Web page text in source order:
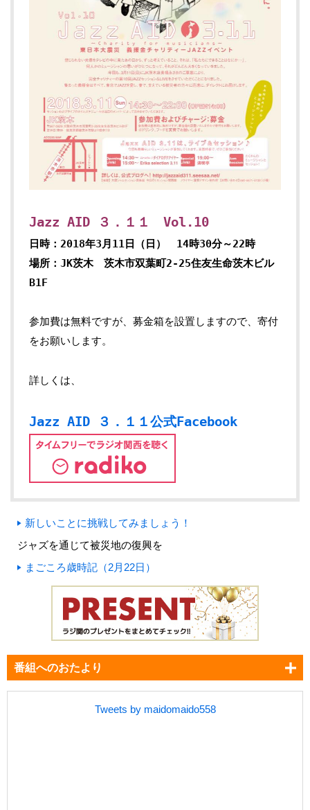
Jazz AID ３．１１ Vol.10
日時：2018年3月11日（日） 14時30分～22時
場所：JK茨木 茨木市双葉町2-25住友生命茨木ビル
B1F
参加費は無料ですが、募金箱を設置しますので、寄付
をお願いします。
詳しくは、
Jazz AID ３．１１公式Facebook
新しいことに挑戦してみましょう！
ジャズを通じて被災地の復興を
まごころ歳時記（2月22日）
番組へのおたより
Tweets by maidomaido558